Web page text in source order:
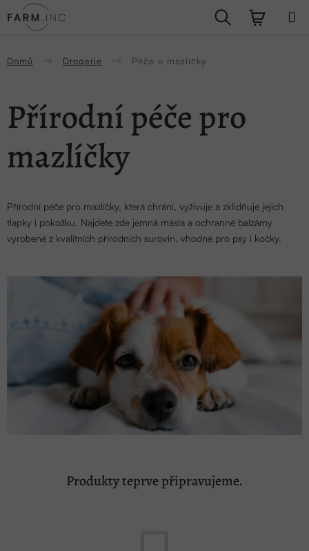
na
Hledat
Domů Drogerie Péče o mazlíčky
Přírodní péče pro
mazlíčky
Přírodní péče pro mazlíčky, která chrání, vyživuje a zklidňuje jejich
tlapky i pokožku. Najdete zde jemná másla a ochranné balzámy
vyrobené z kvalitních přírodních surovin, vhodné pro psy i kočky.
Produkty teprve připravujeme.